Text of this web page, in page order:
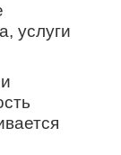
услуги